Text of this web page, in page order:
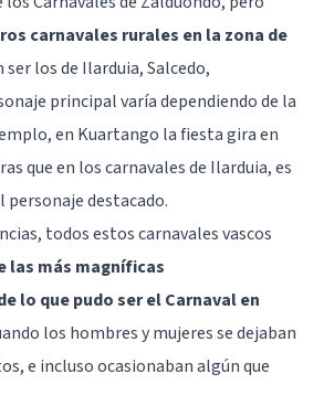
carnavales rurales en la zona de
ser los de Ilarduia, Salcedo,
principal varía dependiendo de la
en Kuartango la fiesta gira en
que en los carnavales de Ilarduia, es
personaje destacado.
todos estos carnavales vascos
las más magníficas
lo que pudo ser el Carnaval en
los hombres y mujeres se dejaban
e incluso ocasionaban algún que